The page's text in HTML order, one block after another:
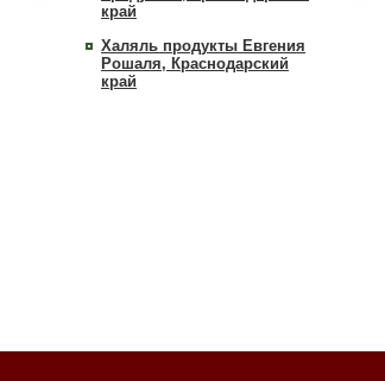
край
Халяль продукты Евгения
Рошаля, Краснодарский
край